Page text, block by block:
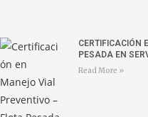
CERTIFICACIÓN
PESADA EN
Read More »